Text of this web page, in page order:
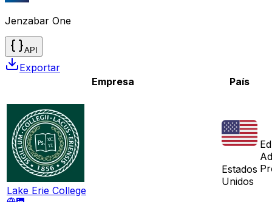
Jenzabar One
API
Exportar
Empresa
País
Lake Erie College
Estados
Unidos